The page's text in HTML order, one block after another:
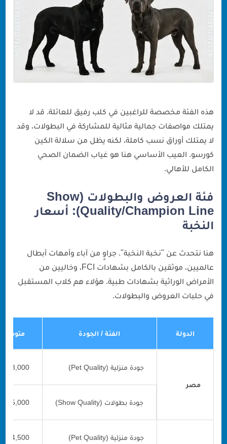
هذه الفئة مخصصة للراغبين في كلب رفيق للعائلة. قد لا
يمتلك مواصفات جمالية مثالية للمشاركة في البطولات، وقد
لا يمتلك أوراق نسب كاملة، لكنه يظل من سلالة الكين
كورسو. العيب الأساسي هنا هو غياب الضمان الصحي
الكامل للأهالي.
فئة العروض والبطولات (Show
Quality/Champion Line): أسعار
النخبة
هنا نتحدث عن "نخبة النخبة". جراوٍ من آباء وأمهات أبطال
عالميين، موثقين بالكامل بشهادات FCI، وخاليين من
الأمراض الوراثية بشهادات طبية. هؤلاء هم كلاب المستقبل
في حلبات العروض والبطولات.
الدولة الفئة / الجودة متوسط
مصر
جودة منزلية (Pet Quality) 8,000 - 25,000 جنيه مصري
جودة بطولات (Show Quality) 35,000 - 150,000+ جنيه مصري
جودة منزلية (Pet Quality) 4,500 - 9,000 درهم إماراتي